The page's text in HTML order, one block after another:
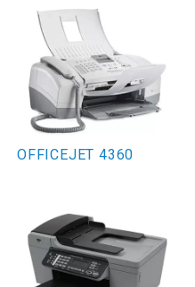
OFFICEJET 4360